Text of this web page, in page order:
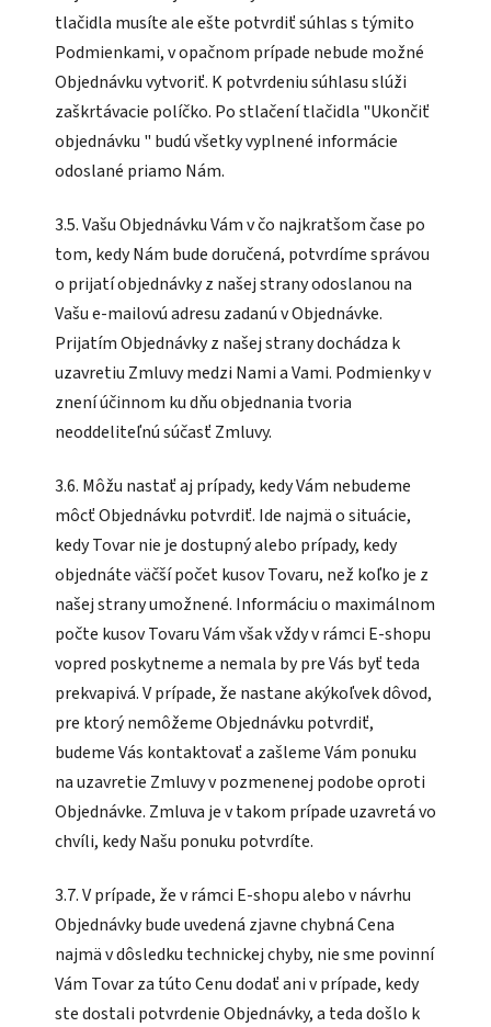
tlačidla musíte ale ešte potvrdiť súhlas s týmito
Podmienkami, v opačnom prípade nebude možné
Objednávku vytvoriť. K potvrdeniu súhlasu slúži
zaškrtávacie políčko. Po stlačení tlačidla "Ukončiť
objednávku " budú všetky vyplnené informácie
odoslané priamo Nám.
3.5. Vašu Objednávku Vám v čo najkratšom čase po
tom, kedy Nám bude doručená, potvrdíme správou
o prijatí objednávky z našej strany odoslanou na
Vašu e-mailovú adresu zadanú v Objednávke.
Prijatím Objednávky z našej strany dochádza k
uzavretiu Zmluvy medzi Nami a Vami. Podmienky v
znení účinnom ku dňu objednania tvoria
neoddeliteľnú súčasť Zmluvy.
3.6. Môžu nastať aj prípady, kedy Vám nebudeme
môcť Objednávku potvrdiť. Ide najmä o situácie,
kedy Tovar nie je dostupný alebo prípady, kedy
objednáte väčší počet kusov Tovaru, než koľko je z
našej strany umožnené. Informáciu o maximálnom
počte kusov Tovaru Vám však vždy v rámci E-shopu
vopred poskytneme a nemala by pre Vás byť teda
prekvapivá. V prípade, že nastane akýkoľvek dôvod,
pre ktorý nemôžeme Objednávku potvrdiť,
budeme Vás kontaktovať a zašleme Vám ponuku
na uzavretie Zmluvy v pozmenenej podobe oproti
Objednávke. Zmluva je v takom prípade uzavretá vo
chvíli, kedy Našu ponuku potvrdíte.
3.7. V prípade, že v rámci E-shopu alebo v návrhu
Objednávky bude uvedená zjavne chybná Cena
najmä v dôsledku technickej chyby, nie sme povinní
Vám Tovar za túto Cenu dodať ani v prípade, kedy
ste dostali potvrdenie Objednávky, a teda došlo k